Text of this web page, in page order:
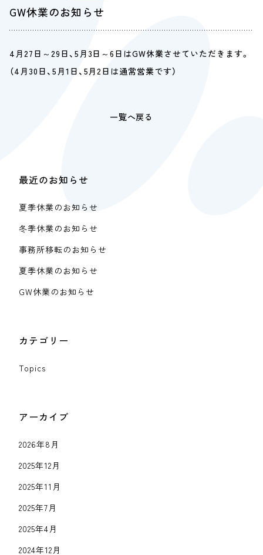
GW休業のお知らせ
4月27日～29日、5月3日～6日はGW休業させていただきます。
（4月30日、5月1日、5月2日は通常営業です）
一覧へ戻る
最近のお知らせ
夏季休業のお知らせ
冬季休業のお知らせ
事務所移転のお知らせ
夏季休業のお知らせ
GW休業のお知らせ
カテゴリー
Topics
アーカイブ
2026年8月
2025年12月
2025年11月
2025年7月
2025年4月
2024年12月